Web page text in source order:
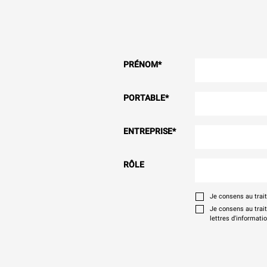
PRÉNOM*
PORTABLE*
ENTREPRISE*
RÔLE
Je consens au
Je consens au
lettres